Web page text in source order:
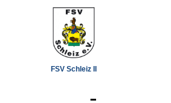
FSV Schleiz II
-